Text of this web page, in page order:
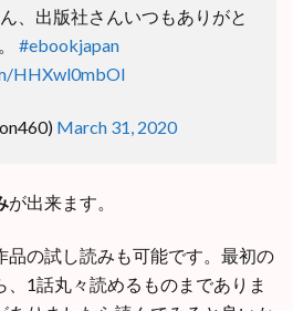
、出版社さんいつもありがと
#ebookjapan
HHXwl0mbOI
March 31, 2020
が出来ます。
品の試し読みも可能です。最初の
1話丸々読めるものまでありま